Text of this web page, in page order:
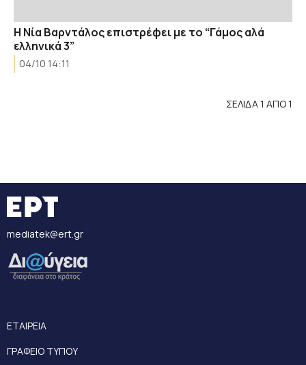
Η Νία Βαρντάλος επιστρέφει με το “Γάμος αλά
ελληνικά 3”
04/10 14:11
ΣΕΛΙΔΑ 1 ΑΠΟ 1
mediatek@ert.gr
ΕΤΑΙΡΕΙΑ
ΓΡΑΦΕΙΟ ΤΥΠΟΥ